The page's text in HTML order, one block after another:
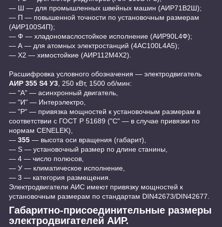
― Ш ― для промышленных швейных машин (АИР71В2Ш);
― П ― повышенной точности по установочным размерам
(АИР100S4П);
― Ф ― хладономаслостойкое исполнение (АИР90L4Ф);
― А ― для атомных электростанций (4АС100L4А5);
― Х2 ― химостойкие (АИР112М4Х2).
Расшифровка условного обозначения ― электродвигатель
АИР 355 S4 У3, 250 кВт, 1500 об/мин:
― "А" ― асинхронный двигатель,
― "И" ― Интерэлектро,
― "Р" ― привязка мощностей к установочным размерам в
соответствии с ГОСТ Р 51689 ("C" ― в случае привязки по
нормам CENELEK),
― 355 ― высота оси вращения (габарит),
― S ― установочный размер по длине станины,
― 4 ― число полюсов,
― У ― климатическое исполнение,
― 3 ― категория размещения.
Электродвигатели АИС имеют привязку мощностей к
установочным размерам по стандартам DIN42673/DIN42677.
Габаритно-присоединительные размеры
электродвигателей АИР.